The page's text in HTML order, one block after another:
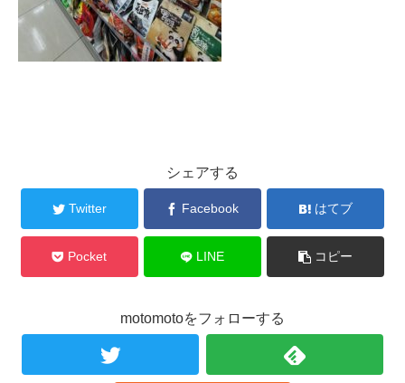
シェアする
Twitter Facebook はてブ
Pocket LINE コピー
motomotoをフォローする